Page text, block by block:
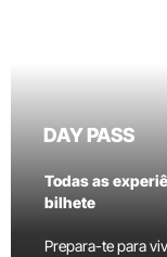
DAY PASS
Todas as
bilhete
Prepara-te para